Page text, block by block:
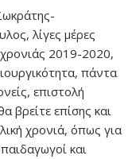
λίγες μέρες
2019-2020,
πάντα
επιστολή
βρείτε επίσης και
χρονιά, όπως για
και